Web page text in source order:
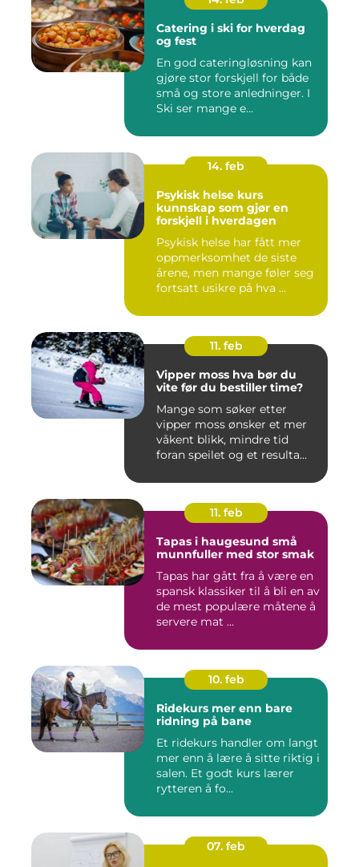
Catering i ski for hverdag
og fest
En god cateringløsning kan
gjøre stor forskjell for både
små og store anledninger. I
Ski ser mange e...
14. feb
Psykisk helse kurs
kunnskap som gjør en
forskjell i hverdagen
Psykisk helse har fått mer
oppmerksomhet de siste
årene, men mange føler seg
fortsatt usikre på hva ...
11. feb
Vipper moss hva bør du
vite før du bestiller time?
Mange som søker etter
vipper moss ønsker et mer
våkent blikk, mindre tid
foran speilet og et resulta...
11. feb
Tapas i haugesund små
munnfuller med stor smak
Tapas har gått fra å være en
spansk klassiker til å bli en av
de mest populære måtene å
servere mat ...
10. feb
Ridekurs mer enn bare
ridning på bane
Et ridekurs handler om langt
mer enn å lære å sitte riktig i
salen. Et godt kurs lærer
rytteren å fo...
07. feb